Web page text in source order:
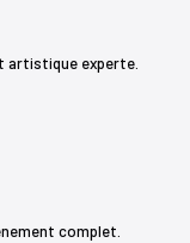
artistique experte.
complet.